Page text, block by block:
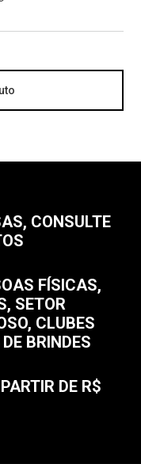
CONSULTE
FÍSICAS,
SETOR
CLUBES
BRINDES
DE R$